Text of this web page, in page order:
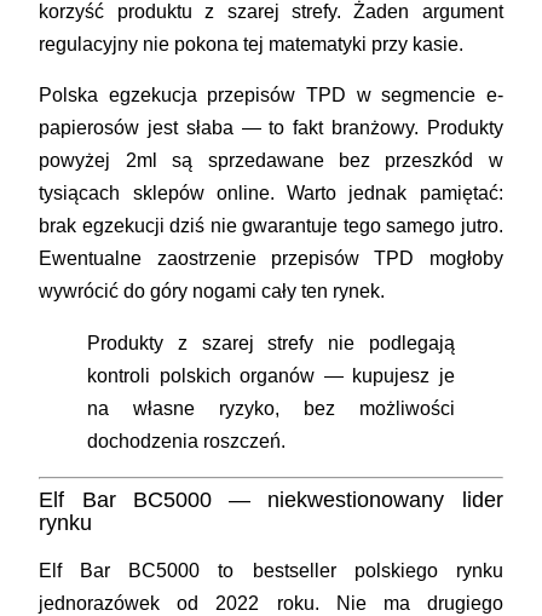
korzyść produktu z szarej strefy. Żaden argument
regulacyjny nie pokona tej matematyki przy kasie.
Polska egzekucja przepisów TPD w segmencie e-
papierosów jest słaba — to fakt branżowy. Produkty
powyżej 2ml są sprzedawane bez przeszkód w
tysiącach sklepów online. Warto jednak pamiętać:
brak egzekucji dziś nie gwarantuje tego samego jutro.
Ewentualne zaostrzenie przepisów TPD mogłoby
wywrócić do góry nogami cały ten rynek.
Produkty z szarej strefy nie podlegają
kontroli polskich organów — kupujesz je
na własne ryzyko, bez możliwości
dochodzenia roszczeń.
Elf Bar BC5000 — niekwestionowany lider
rynku
Elf Bar BC5000 to bestseller polskiego rynku
jednorazówek od 2022 roku. Nie ma drugiego